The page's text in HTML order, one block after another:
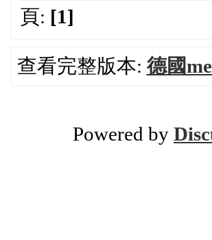
頁: [1]
查看完整版本: 德國
Powered by